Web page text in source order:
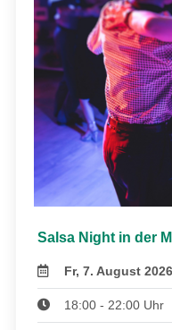
Salsa Night in der
Fr, 7. August 2026
18:00 - 22:00 Uhr